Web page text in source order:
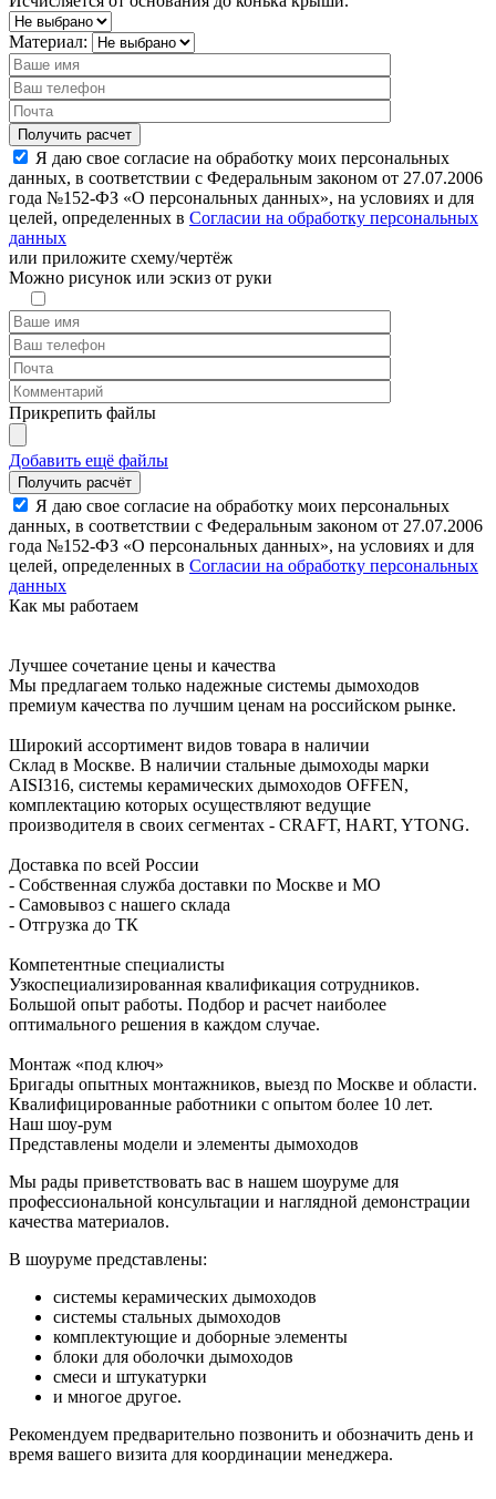
Материал:
Я даю свое согласие на обработку моих персональных
данных, в соответствии с Федеральным законом от 27.07.2006
года №152-ФЗ «О персональных данных», на условиях и для
целей, определенных в Согласии на обработку персональных
данных
или приложите схему/чертёж
Можно рисунок или эскиз от руки
Прикрепить файлы
Добавить ещё файлы
Я даю свое согласие на обработку моих персональных
данных, в соответствии с Федеральным законом от 27.07.2006
года №152-ФЗ «О персональных данных», на условиях и для
целей, определенных в Согласии на обработку персональных
данных
Как мы работаем
Лучшее сочетание цены и качества
Мы предлагаем только надежные системы дымоходов
премиум качества по лучшим ценам на российском рынке.
Широкий ассортимент видов товара в наличии
Склад в Москве. В наличии стальные дымоходы марки
AISI316, системы керамических дымоходов OFFEN,
комплектацию которых осуществляют ведущие
производителя в своих сегментах - CRAFT, HART, YTONG.
Доставка по всей России
- Собственная служба доставки по Москве и МО
- Самовывоз с нашего склада
- Отгрузка до ТК
Компетентные специалисты
Узкоспециализированная квалификация сотрудников.
Большой опыт работы. Подбор и расчет наиболее
оптимального решения в каждом случае.
Монтаж «под ключ»
Бригады опытных монтажников, выезд по Москве и области.
Квалифицированные работники с опытом более 10 лет.
Наш шоу-рум
Представлены модели и элементы дымоходов
Мы рады приветствовать вас в нашем шоуруме для
профессиональной консультации и наглядной демонстрации
качества материалов.
В шоуруме представлены:
системы керамических дымоходов
системы стальных дымоходов
комплектующие и доборные элементы
блоки для оболочки дымоходов
смеси и штукатурки
и многое другое.
Рекомендуем предварительно позвонить и обозначить день и
время вашего визита для координации менеджера.